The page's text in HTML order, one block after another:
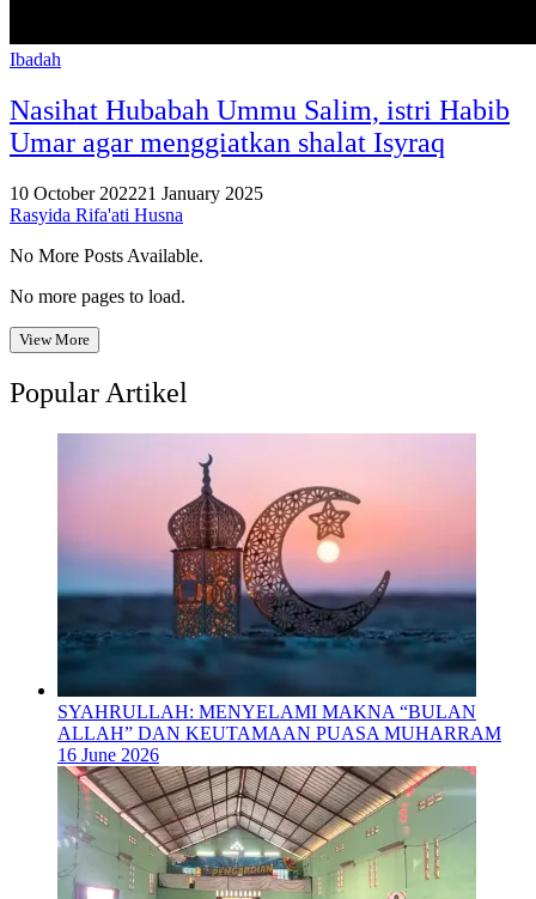
Ibadah
Nasihat Hubabah Ummu Salim, istri Habib
Umar agar menggiatkan shalat Isyraq
10 October 202221 January 2025
Rasyida Rifa'ati Husna
No More Posts Available.
No more pages to load.
View More
Popular Artikel
SYAHRULLAH: MENYELAMI MAKNA “BULAN
ALLAH” DAN KEUTAMAAN PUASA MUHARRAM
16 June 2026